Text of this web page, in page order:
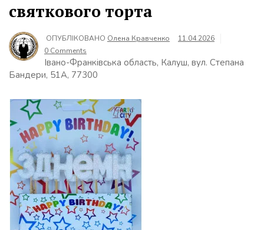
святкового торта
ОПУБЛІКОВАНО Олена Кравченко
11.04.2026
0 Comments
Івано-Франківська область, Калуш, вул. Степана
Бандери, 51А, 77300